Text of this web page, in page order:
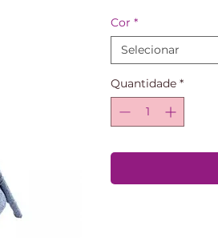
Cor *
Selecionar
Quantidade *